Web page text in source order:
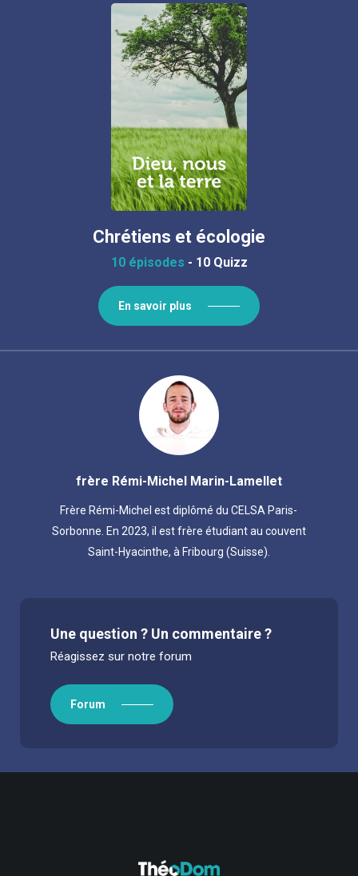
Chrétiens et écologie
10 épisodes - 10 Quizz
En savoir plus
frère Rémi-Michel Marin-Lamellet
Frère Rémi-Michel est diplômé du CELSA Paris-
Sorbonne. En 2023, il est frère étudiant au couvent
Saint-Hyacinthe, à Fribourg (Suisse).
Une question ? Un commentaire ?
Réagissez sur notre forum
Forum